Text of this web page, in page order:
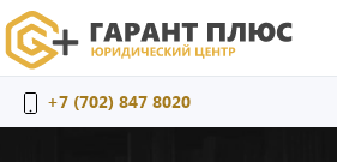
+7 (702) 847 8020